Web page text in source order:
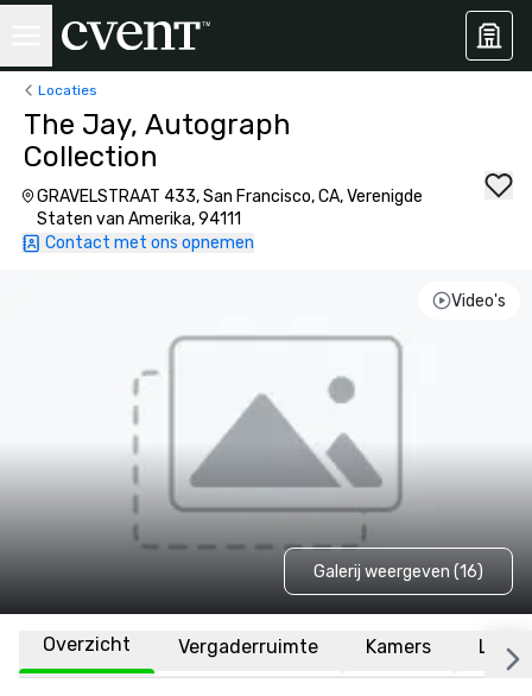
Locaties
The Jay, Autograph
Collection
GRAVELSTRAAT 433, San Francisco, CA, Verenigde
Staten van Amerika, 94111
Contact met ons opnemen
Video's
Galerij weergeven (16)
Overzicht Vergaderruimte Kamers